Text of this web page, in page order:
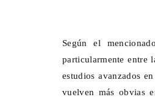
Según el
particularmente entre
estudios avanzados
vuelven más obvias